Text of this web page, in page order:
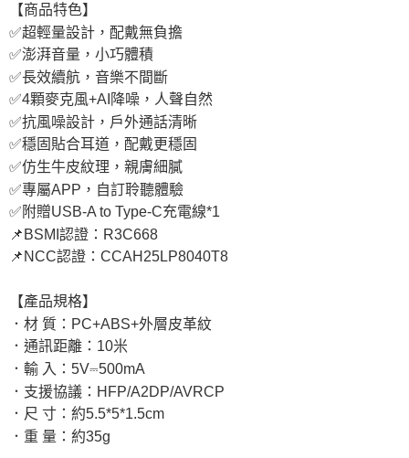
【商品特色】
✅超輕量設計，配戴無負擔
✅澎湃音量，小巧體積
✅長效續航，音樂不間斷
✅4顆麥克風+AI降噪，人聲自然
✅抗風噪設計，戶外通話清晰
✅穩固貼合耳道，配戴更穩固
✅仿生牛皮紋理，親膚細膩
✅專屬APP，自訂聆聽體驗
✅附贈USB-A to Type-C充電線*1
📌BSMI認證：R3C668
📌NCC認證：CCAH25LP8040T8
【產品規格】
．材 質：PC+ABS+外層皮革紋
．通訊距離：10米
．輸 入：5V⎓500mA
．支援協議：HFP/A2DP/AVRCP
．尺 寸：約5.5*5*1.5cm
．重 量：約35g